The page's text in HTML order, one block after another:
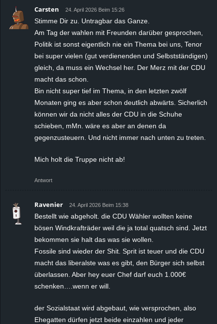
Carsten 24. April 2026 Beim 15:26
Stimme Dir zu. Untragbar das Ganze.
Am Tag der wahlen mit Freunden darüber gesprochen,
Politik ist sonst eigentlich nie ein Thema bei uns, Tenor
bei super vielen (gut verdienenden und Selbstständigen)
gleich, da muss ein Wechsel her. Der Merz mit der CDU
macht das schon.
Bin nicht super tief im Thema, in den letzten zwölf
Monaten ging es aber schon deutlich abwärts. Sicherlich
können wir da nicht alles der CDU in die Schuhe
schieben, mMn. wäre es aber an denen da
gegenzusteuern. Und nicht immer nach unten zu treten.
Mich holt die Truppe nicht ab!
Antwort
Ravenier 24. April 2026 Beim 15:38
Bestellt wie abgeholt. die CDU Wähler wollten keine
bösen Windkrafträder weil die ja total quatsch sind. Jetzt
bekommen sie halt das was sie wollen.
Fossile sind wieder der Shit. Sprit ist teuer und die CDU
macht das liberalste was es gibt, den Bürger sich selbst
überlassen. Aber hey euer Chef darf euch 1.000€
schenken….wenn er will.
der Sozialstaat wird abgebaut, wie versprochen, also
Ehegatten dürfen jetzt beide einzahlen und jeder